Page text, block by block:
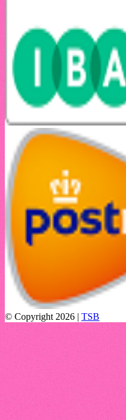
© Copyright 2026 | TSB